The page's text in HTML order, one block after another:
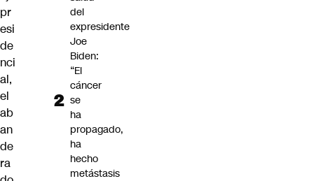
pr
esi
de
nci
al,
el
ab
an
de
ra
del
expresidente
Joe
Biden:
“El
cáncer
se
ha
propagado,
ha
hecho
metástasis